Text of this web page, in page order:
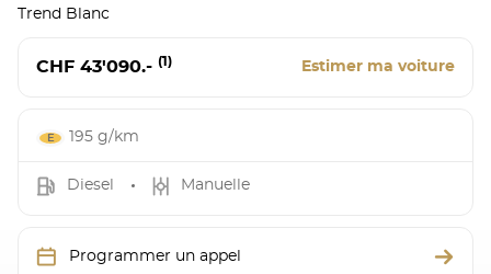
Trend Blanc
CHF 43'090.- (1) Estimer ma voiture
195 g/km
Diesel Manuelle
Programmer un appel